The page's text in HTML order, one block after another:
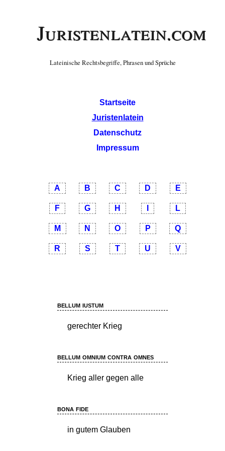
Juristenlatein.com
Lateinische Rechtsbegriffe, Phrasen und Sprüche
Startseite
Juristenlatein
Datenschutz
Impressum
A B C D E
F G H L
M N O P Q
R S T U V
bellum iustum
gerechter Krieg
bellum omnium contra omnes
Krieg aller gegen alle
bona fide
in gutem Glauben